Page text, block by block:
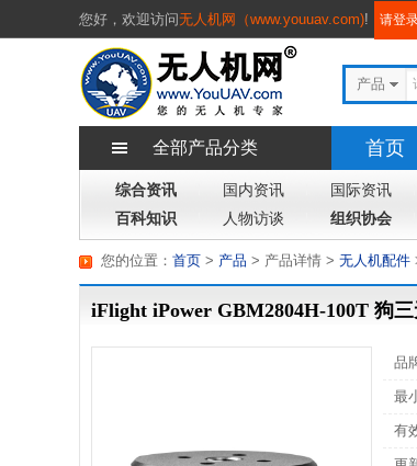
您好， 欢迎访问无人机网（www.youuav.com)! 请登
产品
全部产品分类 首页
专题
综合资讯 国内资讯 国际资讯
百科知识
人物访谈 组织协会
您的位置： 首页 > 产品 > 无人机配件
> 产品详情
iFlight iPower GBM2804H-100T 狗
品
最
有